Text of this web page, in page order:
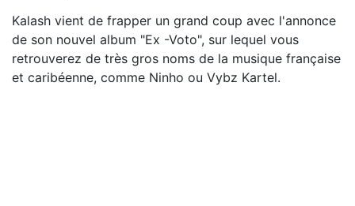
Kalash vient de frapper un grand coup avec l'annonce
de son nouvel album "Ex -Voto", sur lequel vous
retrouverez de très gros noms de la musique française
et caribéenne, comme Ninho ou Vybz Kartel.